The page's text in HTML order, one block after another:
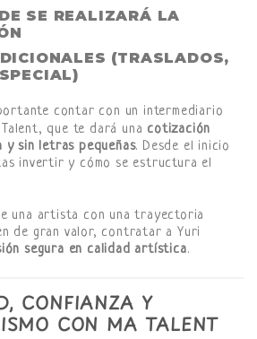
SE REALIZARÁ LA
(TRASLADOS,
contar con un intermediario
que te dará una cotización
y sin letras pequeñas. Desde el inicio
invertir y cómo se estructura el
una artista con una trayectoria
de gran valor, contratar a Yuri
segura en calidad artística.
CONFIANZA Y
CON MA TALENT